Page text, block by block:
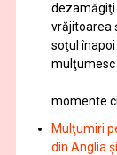
dezamăgiţi
vrăjitoarea
soţul
momente
Mulţumiri
din Anglia